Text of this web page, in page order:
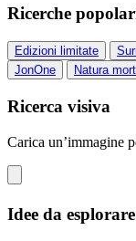
Ricerche
Edizioni limitate
JonOne
Natura
Ricerca visiva
Carica un’immagine
Idee da esplorare